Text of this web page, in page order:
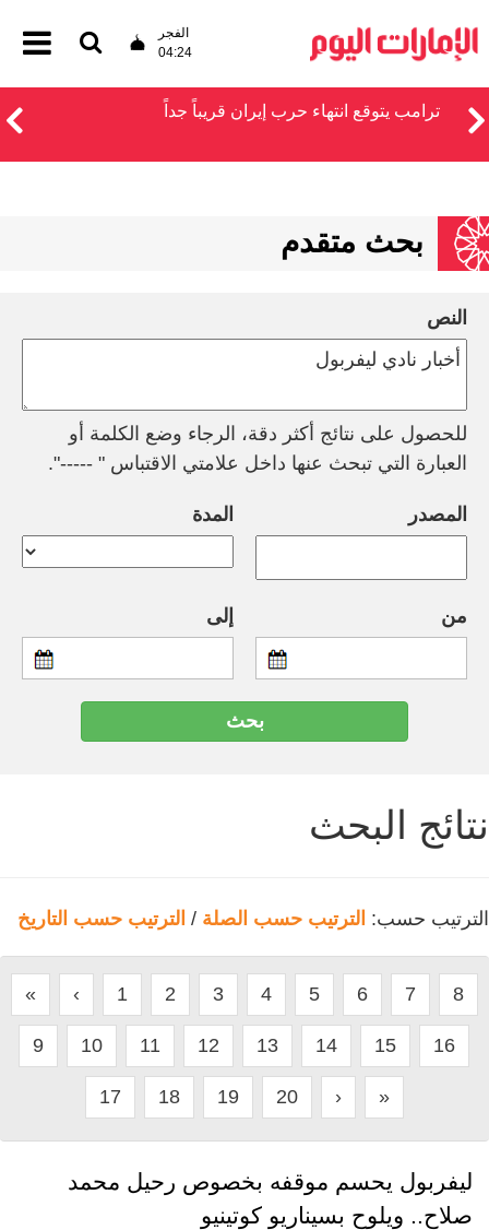
الفجر
04:24
ترامب يتوقع انتهاء حرب إيران قريباً جداً
بحث متقدم
النص
للحصول على نتائج أكثر دقة، الرجاء وضع الكلمة أو
العبارة التي تبحث عنها داخل علامتي الاقتباس " -----".
المصدر المدة
من إلى
نتائج البحث
الترتيب حسب: الترتيب حسب الصلة / الترتيب حسب التاريخ
« ‹ 1 2 3 4 5 6 7 8
9 10 11 12 13 14 15 16
17 18 19 20 › »
ليفربول يحسم موقفه بخصوص رحيل محمد
صلاح.. ويلوح بسيناريو كوتينيو